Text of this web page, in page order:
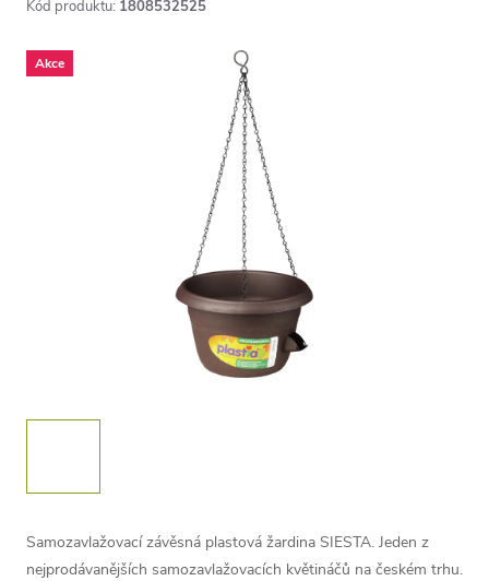
Kód produktu: 1808532525
Akce
Samozavlažovací závěsná plastová žardina SIESTA. Jeden z
nejprodávanějších samozavlažovacích květináčů na českém trhu.